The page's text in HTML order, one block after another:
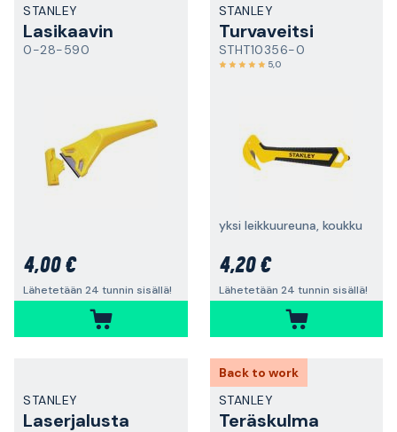
STANLEY
Lasikaavin
0-28-590
4,00 €
Lähetetään 24 tunnin sisällä!
STANLEY
Turvaveitsi
STHT10356-0
5,0
yksi leikkuureuna, koukku
4,20 €
Lähetetään 24 tunnin sisällä!
STANLEY
Laserjalusta
Back to work
STANLEY
Teräskulma